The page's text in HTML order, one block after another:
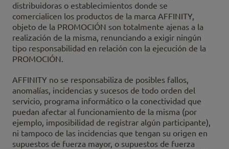
distribuidoras o establecimientos donde se
comercialicen los productos de la marca AFFINITY,
objeto de la PROMOCIÓN son totalmente ajenas a la
realización de la misma, renunciando a exigir ningún
tipo responsabilidad en relación con la ejecución de la
PROMOCIÓN.
AFFINITY no se responsabiliza de posibles fallos,
anomalías, incidencias y sucesos de todo orden del
servicio, programa informático o la conectividad que
puedan afectar al funcionamiento de la misma (por
ejemplo, imposibilidad de registrar algún participante),
ni tampoco de las incidencias que tengan su origen en
supuestos de fuerza mayor, o supuestos de fuerza